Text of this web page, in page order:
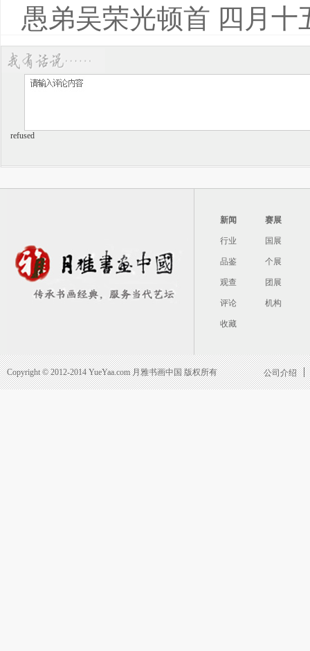
愚弟吴荣光顿首 四月十
refused
新闻
行业
品鉴
观查
评论
收藏
赛展
国展
个展
团展
机构
Copyright © 2012-2014 YueYaa.com 月雅书画中国 版权所有 公司介绍